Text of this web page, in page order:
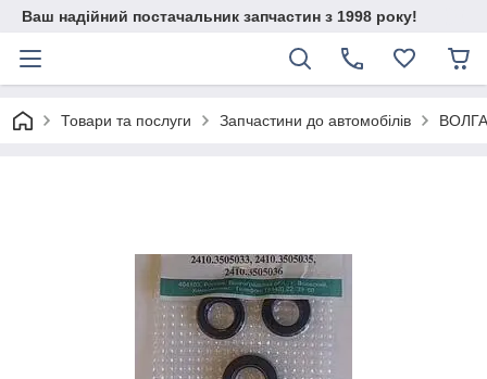
Ваш надійний постачальник запчастин з 1998 року!
Товари та послуги Запчастини до автомобілів ВОЛГА